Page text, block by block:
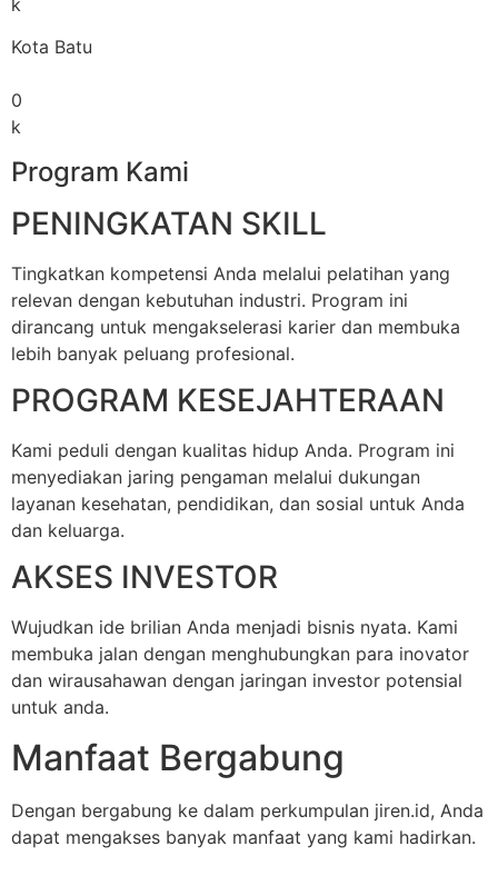
Kota Batu
0
k
Program Kami
PENINGKATAN SKILL
Tingkatkan kompetensi Anda melalui pelatihan yang
relevan dengan kebutuhan industri. Program ini
dirancang untuk mengakselerasi karier dan membuka
lebih banyak peluang profesional.
PROGRAM KESEJAHTERAAN
Kami peduli dengan kualitas hidup Anda. Program ini
menyediakan jaring pengaman melalui dukungan
layanan kesehatan, pendidikan, dan sosial untuk Anda
dan keluarga.
AKSES INVESTOR
Wujudkan ide brilian Anda menjadi bisnis nyata. Kami
membuka jalan dengan menghubungkan para inovator
dan wirausahawan dengan jaringan investor potensial
untuk anda.
Manfaat Bergabung
Dengan bergabung ke dalam perkumpulan jiren.id, Anda
dapat mengakses banyak manfaat yang kami hadirkan.